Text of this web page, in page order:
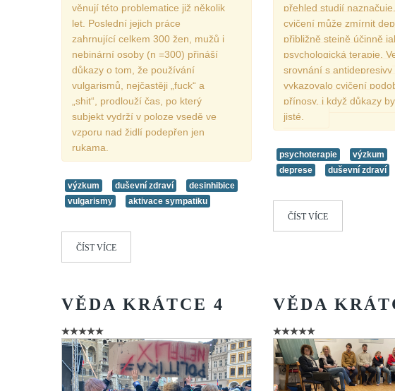
věnují této problematice již několik
let. Poslední jejich práce
zahrnující celkem 300 žen, mužů i
nebinární osoby (n =300) přináší
důkazy o tom, že používání
vulgarismů, nejčastěji „fuck“ a
„shit“, prodlouží čas, po který
subjekt vydrží v poloze vsedě ve
vzporu nad židlí podepřen jen
rukama.
výzkum duševní zdraví
desinhibice
vulgarismy
aktivace sympatiku
ČÍST VÍCE
přehled studií
cvičení může zmírnit
přibližně stejně účinně
psychologická terapie.
srovnání s antidepresivy
vykazovalo cvičení
přínosy, i když důkazy
jisté.
psychoterapie výzkum
deprese
duševní zdraví
ČÍST VÍCE
VĚDA KRÁTCE 4 VĚDA